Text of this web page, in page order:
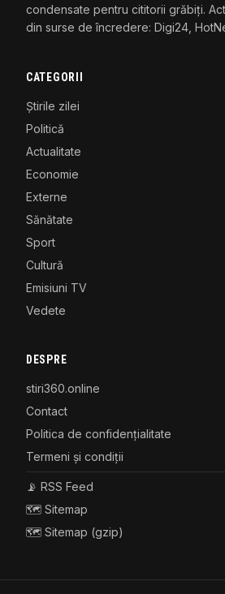
condensate pentru cititorii grăbiți.
din surse de încredere: Digi24,
CATEGORII
Știrile zilei
Politică
Actualitate
Economie
Externe
Sănătate
Sport
Cultură
Emisiuni TV
Vedete
DESPRE
stiri360.online
Contact
Politica de confidențialitate
Termeni și condiții
📡 RSS Feed
🗺️ Sitemap
🗺️ Sitemap (gzip)